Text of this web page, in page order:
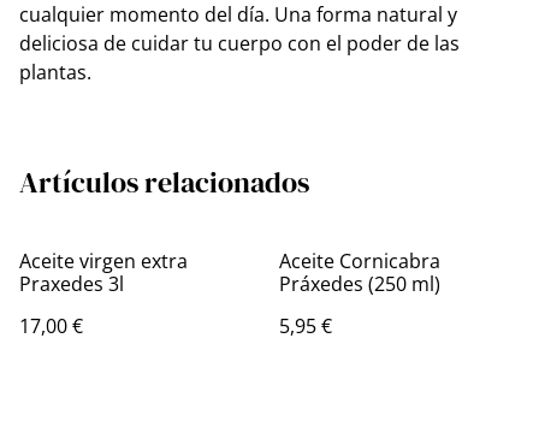
cualquier momento del día. Una forma natural y
deliciosa de cuidar tu cuerpo con el poder de las
plantas.
Artículos relacionados
Aceite virgen extra
Praxedes 3l
17,00 €
Aceite Cornicabra
Práxedes (250 ml)
5,95 €